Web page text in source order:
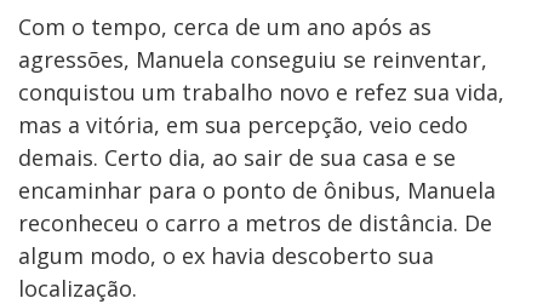
Com o tempo, cerca de um ano após as
agressões, Manuela conseguiu se reinventar,
conquistou um trabalho novo e refez sua vida,
mas a vitória, em sua percepção, veio cedo
demais. Certo dia, ao sair de sua casa e se
encaminhar para o ponto de ônibus, Manuela
reconheceu o carro a metros de distância. De
algum modo, o ex havia descoberto sua
localização.